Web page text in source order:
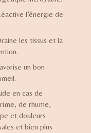
l’énergie de
les tissus et la
un bon
en cas de
de rhume,
et douleurs
et bien plus